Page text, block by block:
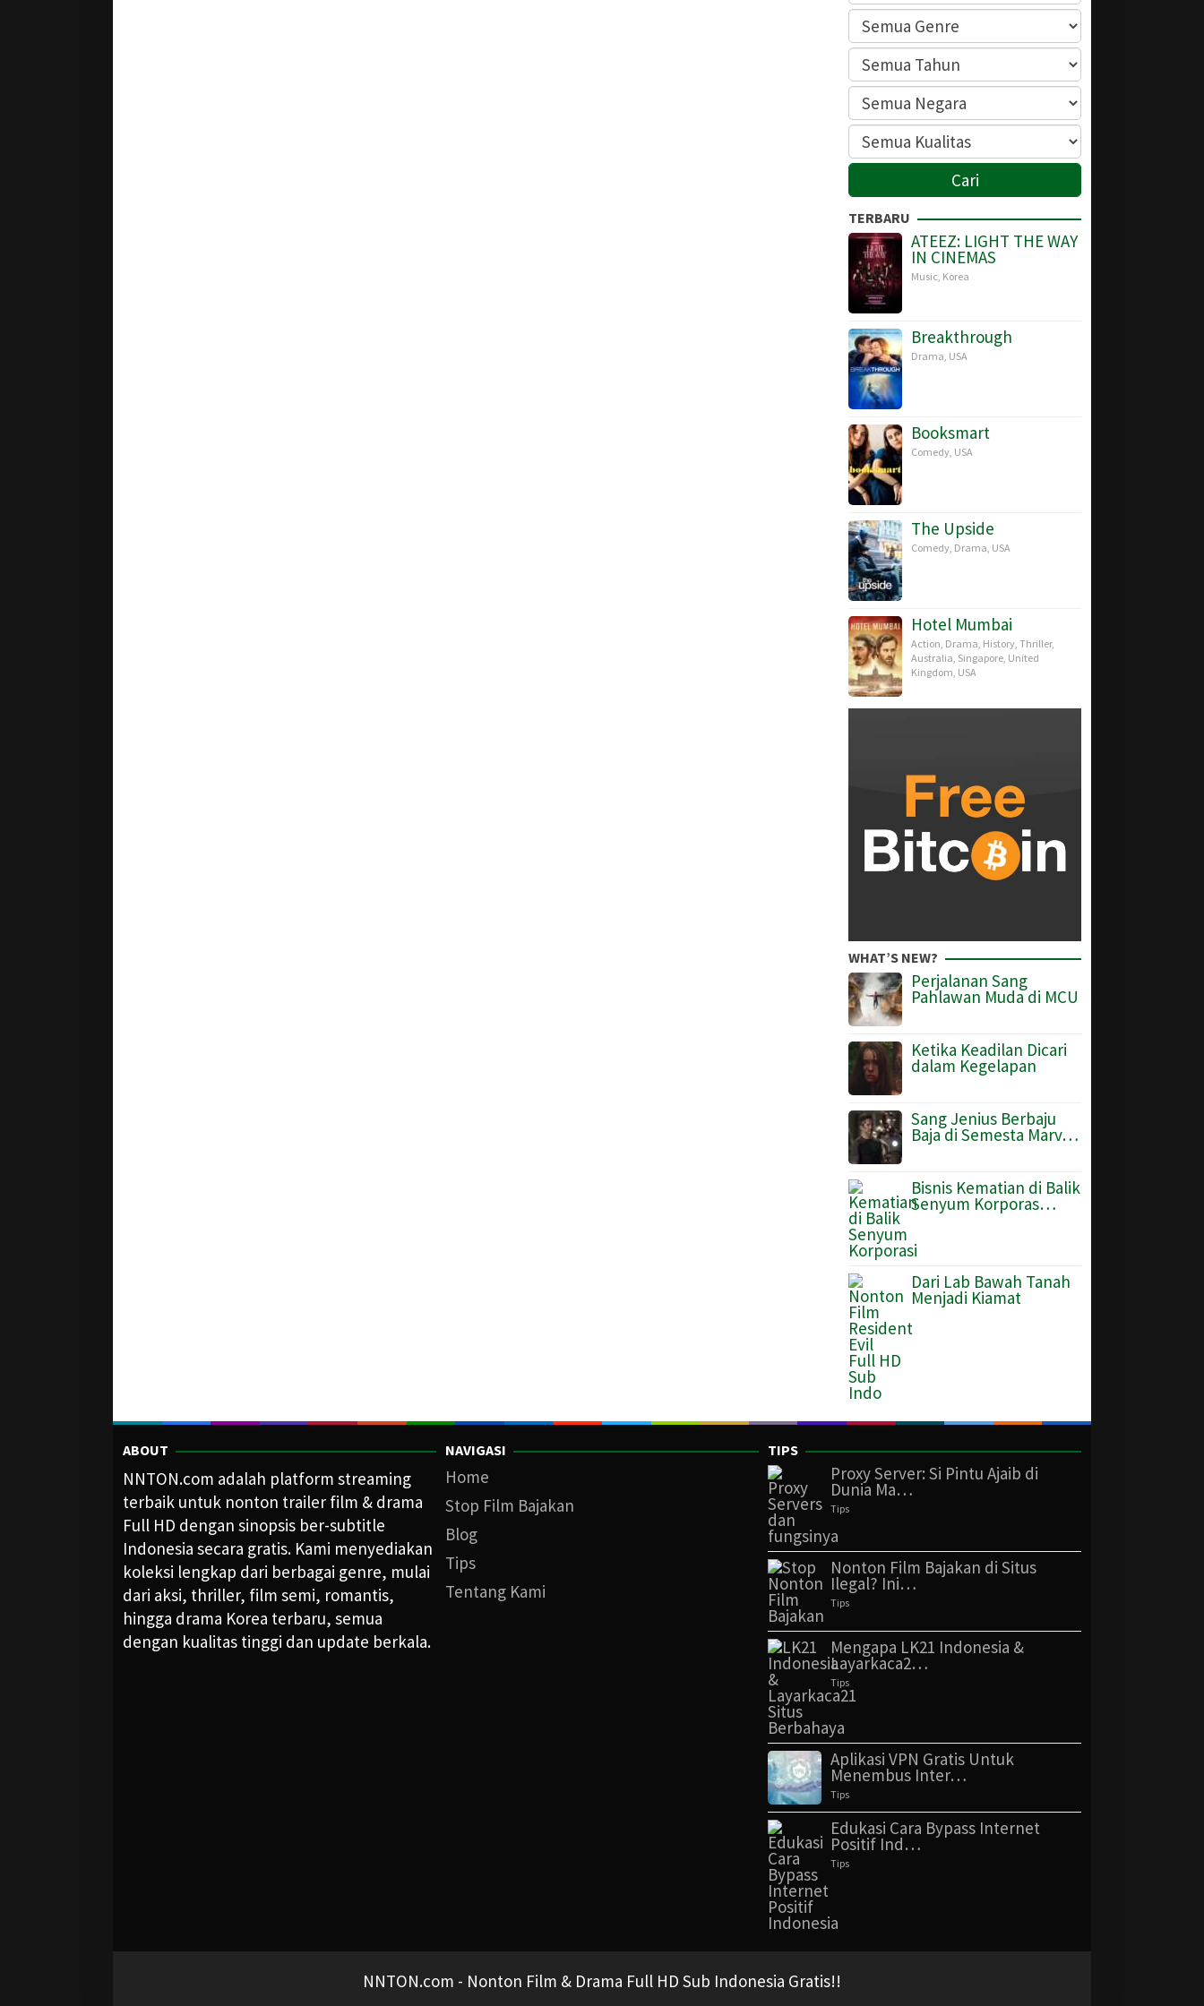
TERBARU
ATEEZ: LIGHT THE WAY
IN CINEMAS
Music, Korea
Breakthrough
Drama, USA
Booksmart
Comedy, USA
The Upside
Comedy, Drama, USA
Hotel Mumbai
Action, Drama, History, Thriller,
Australia, Singapore, United
Kingdom, USA
WHAT’S NEW?
Perjalanan Sang
Pahlawan Muda di MCU
Ketika Keadilan Dicari
dalam Kegelapan
Sang Jenius Berbaju
Baja di Semesta Marv…
Bisnis Kematian di Balik
Senyum Korporas…
Dari Lab Bawah Tanah
Menjadi Kiamat
ABOUT
NNTON.com adalah platform streaming
terbaik untuk nonton trailer film & drama
Full HD dengan sinopsis ber-subtitle
Indonesia secara gratis. Kami menyediakan
koleksi lengkap dari berbagai genre, mulai
dari aksi, thriller, film semi, romantis,
hingga drama Korea terbaru, semua
dengan kualitas tinggi dan update berkala.
NAVIGASI
Home
Stop Film Bajakan
Blog
Tips
Tentang Kami
TIPS
Proxy Server: Si Pintu Ajaib di
Dunia Ma…
Tips
Nonton Film Bajakan di Situs
Ilegal? Ini…
Tips
Mengapa LK21 Indonesia &
Layarkaca2…
Tips
Aplikasi VPN Gratis Untuk
Menembus Inter…
Tips
Edukasi Cara Bypass Internet
Positif Ind…
Tips
NNTON.com - Nonton Film & Drama Full HD Sub Indonesia Gratis!!